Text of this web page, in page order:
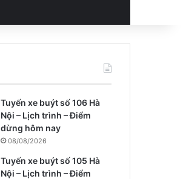
Tuyến xe buýt số 106 Hà
Nội – Lịch trình – Điểm
dừng hôm nay
08/08/2026
Tuyến xe buýt số 105 Hà
Nội – Lịch trình – Điểm